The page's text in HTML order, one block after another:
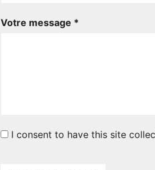
Votre message *
I consent to have this site